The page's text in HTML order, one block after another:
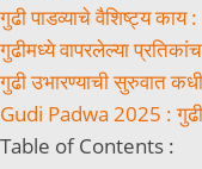
गुढी पाडव्याचे वैशिष्ट्य काय :
गुढीमध्ये वापरलेल्या
गुढी उभारण्याची सुरुवात
Gudi Padwa 2025 : गुढी
Table of Contents :